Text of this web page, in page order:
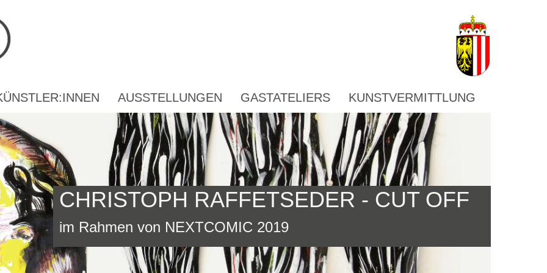
AUSSTELLUNGEN GASTATELIERS KUNSTVERMITTLUNG
CHRISTOPH RAFFETSEDER - CUT OFF
im Rahmen von NEXTCOMIC 2019